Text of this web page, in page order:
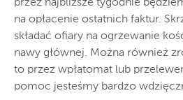
przez najbliższe tygodnie
na opłacenie ostatnich faktur.
składać ofiary na ogrzewanie
nawy głównej. Można również
to przez wpłatomat lub
pomoc jesteśmy bardzo